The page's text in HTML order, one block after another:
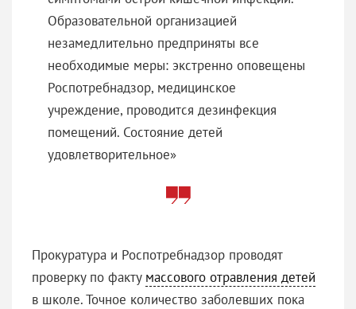
Образовательной организацией
незамедлительно предприняты все
необходимые меры: экстренно оповещены
Роспотребнадзор, медицинское
учреждение, проводится дезинфекция
помещений. Состояние детей
удовлетворительное»
Прокуратура и Роспотребнадзор проводят
проверку по факту массового отравления детей
в школе. Точное количество заболевших пока